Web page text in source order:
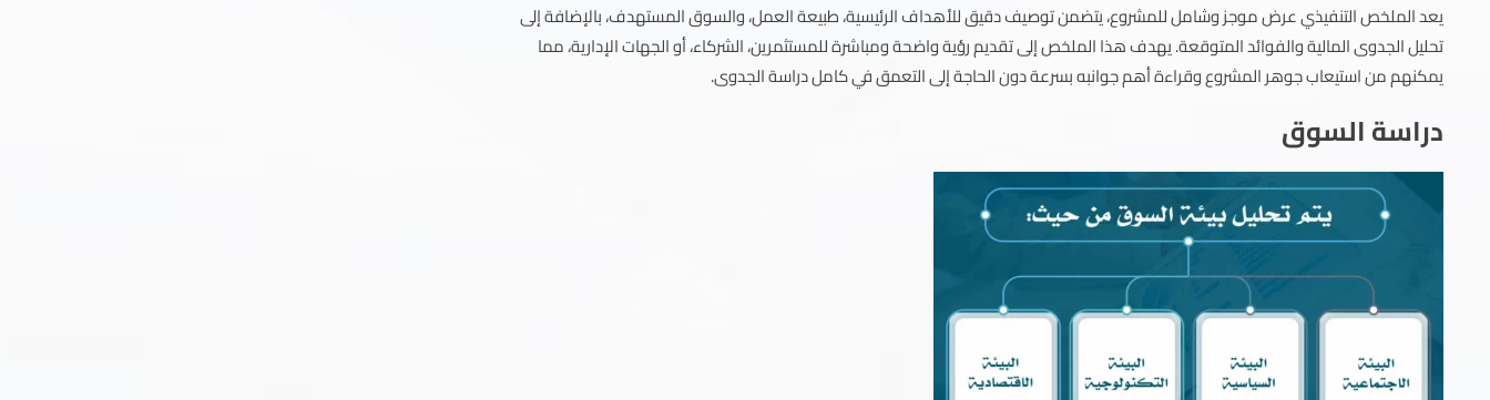
يعد الملخص التنفيذي عرض موجز وشامل للمشروع، يتضمن توصيف دقيق للأهداف الرئيسية، طبيعة العمل، والسوق المستهدف، بالإضافة إلى
تحليل الجدوى المالية والفوائد المتوقعة. يهدف هذا الملخص إلى تقديم رؤية واضحة ومباشرة للمستثمرين، الشركاء، أو الجهات الإدارية، مما
يمكنهم من استيعاب جوهر المشروع وقراءة أهم جوانبه بسرعة دون الحاجة إلى التعمق في كامل دراسة الجدوى.
دراسةالسوق